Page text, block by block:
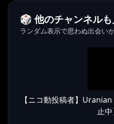
🎲 他のチャンネル
ランダム表示で思わぬ出会い
【ニコ動投稿者】
止中